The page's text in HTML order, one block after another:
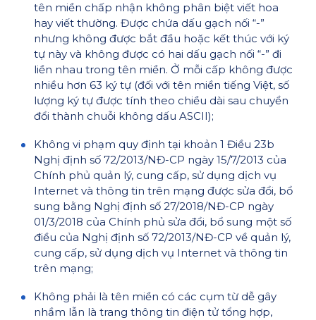
tên miền chấp nhận không phân biệt viết hoa
hay viết thường. Được chứa dấu gạch nối “-”
nhưng không được bắt đầu hoặc kết thúc với ký
tự này và không được có hai dấu gạch nối “-” đi
liền nhau trong tên miền. Ở mỗi cấp không được
nhiều hơn 63 ký tự (đối với tên miền tiếng Việt, số
lượng ký tự được tính theo chiều dài sau chuyển
đổi thành chuỗi không dấu ASCII);
Không vi phạm quy định tại khoản 1 Điều 23b
Nghị định số 72/2013/NĐ-CP ngày 15/7/2013 của
Chính phủ quản lý, cung cấp, sử dụng dịch vụ
Internet và thông tin trên mạng được sửa đổi, bổ
sung bằng Nghị định số 27/2018/NĐ-CP ngày
01/3/2018 của Chính phủ sửa đổi, bổ sung một số
điều của Nghị định số 72/2013/NĐ-CP về quản lý,
cung cấp, sử dụng dịch vụ Internet và thông tin
trên mạng;
Không phải là tên miền có các cụm từ dễ gây
nhầm lẫn là trang thông tin điện tử tổng hợp,